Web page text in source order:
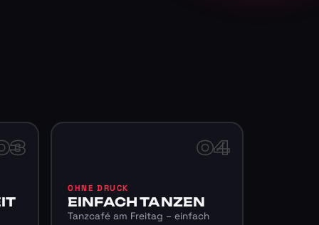
04
OHNE DRUCK
EINFACH TANZEN
Tanzcafé am Freitag – einfach